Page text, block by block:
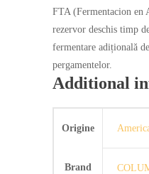
FTA (Fermentacion en
rezervor deschis timp
fermentare adițională
pergamentelor.
Additional
Origine
Brand